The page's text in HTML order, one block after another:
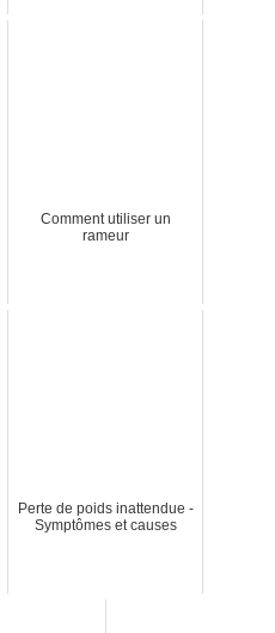
Comment utiliser un
rameur
Perte de poids inattendue -
Symptômes et causes